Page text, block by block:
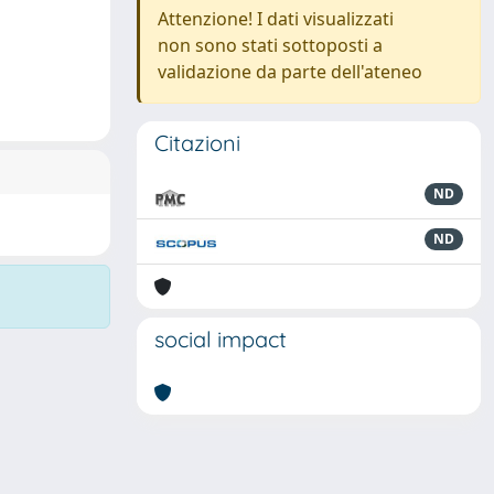
Attenzione! I dati visualizzati
non sono stati sottoposti a
validazione da parte dell'ateneo
Citazioni
ND
ND
social impact